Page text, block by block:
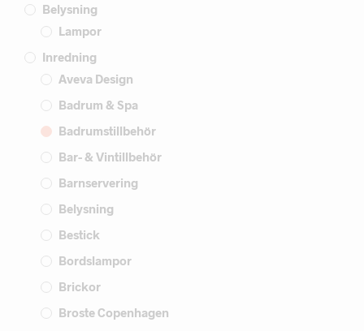
Belysning
Lampor
Inredning
Aveva Design
Badrum & Spa
Badrumstillbehör
Bar- & Vintillbehör
Barnservering
Belysning
Bestick
Bordslampor
Brickor
Broste Copenhagen